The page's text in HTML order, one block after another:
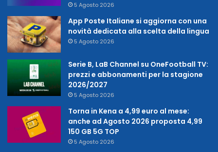
5 Agosto 2026
App Poste Italiane si aggiorna con una
novità dedicata alla scelta della lingua
5 Agosto 2026
Serie B, LaB Channel su OneFootball TV:
prezzi e abbonamenti per la stagione
2026/2027
5 Agosto 2026
Torna in Kena a 4,99 euro al mese:
anche ad Agosto 2026 proposta 4,99
150 GB 5G TOP
5 Agosto 2026